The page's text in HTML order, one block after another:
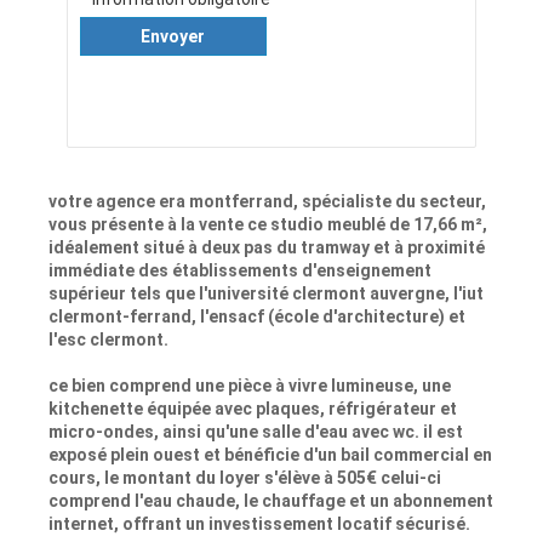
Envoyer
votre agence era montferrand, spécialiste du secteur,
vous présente à la vente ce studio meublé de 17,66 m²,
idéalement situé à deux pas du tramway et à proximité
immédiate des établissements d'enseignement
supérieur tels que l'université clermont auvergne, l'iut
clermont-ferrand, l'ensacf (école d'architecture) et
l'esc clermont.
ce bien comprend une pièce à vivre lumineuse, une
kitchenette équipée avec plaques, réfrigérateur et
micro-ondes, ainsi qu'une salle d'eau avec wc. il est
exposé plein ouest et bénéficie d'un bail commercial en
cours, le montant du loyer s'élève à 505€ celui-ci
comprend l'eau chaude, le chauffage et un abonnement
internet, offrant un investissement locatif sécurisé.